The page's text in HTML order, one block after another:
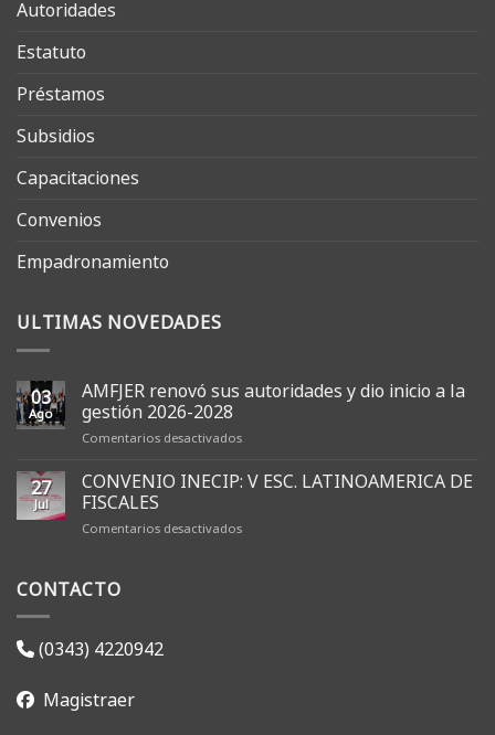
Autoridades
Estatuto
Préstamos
Subsidios
Capacitaciones
Convenios
Empadronamiento
ULTIMAS NOVEDADES
03
Ago
AMFJER renovó sus autoridades y dio inicio a la
gestión 2026-2028
Comentarios desactivadosen
renovó
sus
y
27
Jul
CONVENIO INECIP: V ESC. LATINOAMERICA DE
FISCALES
Comentarios desactivadosen
CONTACTO
(0343) 4220942
Magistraer